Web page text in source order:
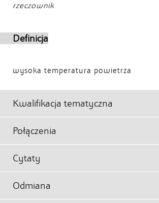
Autorzy
rzeczownik
Definicja
wysoka temperatura powietrza
Kwalifikacja tematyczna
Połączenia
Cytaty
Odmiana